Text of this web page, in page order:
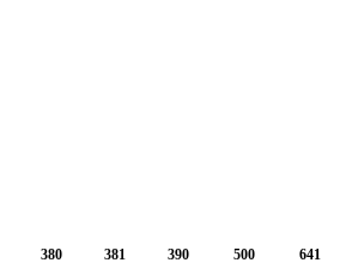
380 381 390 500 641